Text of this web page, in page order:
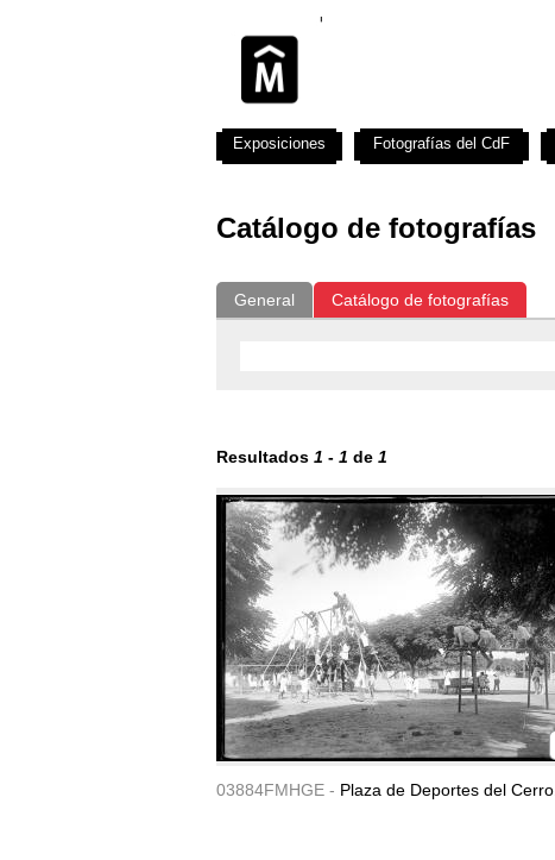
Catálogo de fotografías
General Catálogo de fotografías
Resultados 1 - 1 de 1
03884FMHGE - Plaza de Deportes del Cerro.
Exposiciones Fotografías del CdF